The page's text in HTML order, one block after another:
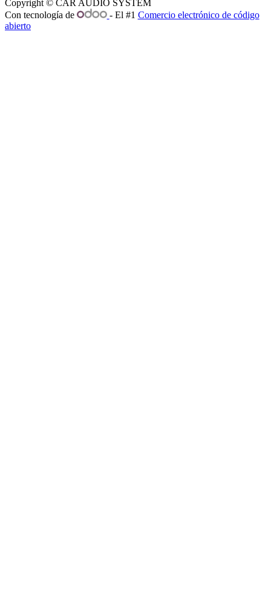
Copyright © CAR AUDIO SYSTEM
Con tecnología de
- El #1 Comercio electrónico de código
abierto